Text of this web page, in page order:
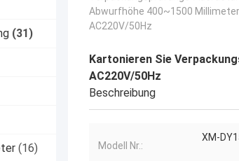
(31)
(16)
Abwurfhöhe 400~1500
AC220V/50Hz
Kartonieren Sie
AC220V/50Hz
Beschreibung
Modell Nr.:
XM-